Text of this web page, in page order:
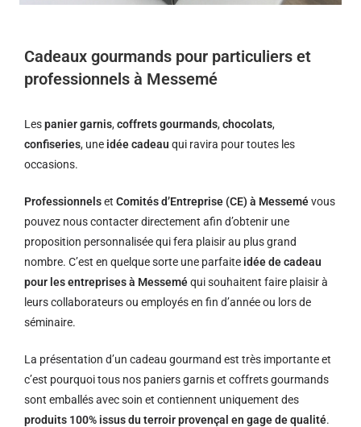
Cadeaux gourmands pour particuliers et
professionnels à Messemé
Lespanier garnis,coffrets gourmands,chocolats,
confiseries, une idée cadeau qui ravira pour toutes les
occasions.
Professionnelset Comités d’Entreprise (CE) à Messemévous
pouvez nous contacter directement afin d’obtenir une
proposition personnalisée qui fera plaisir au plus grand
nombre. C’est en quelque sorte une parfaite idée de cadeau
pour les entreprises à Messeméqui souhaitent faire plaisir à
leurs collaborateurs ou employés en fin d’année ou lors de
séminaire.
La présentation d’un cadeau gourmand est très importante et
c’est pourquoi tous nos paniers garnis et coffrets gourmands
sont emballés avec soin et contiennent uniquement des
produits 100% issus du terroir provençal en gage de qualité.